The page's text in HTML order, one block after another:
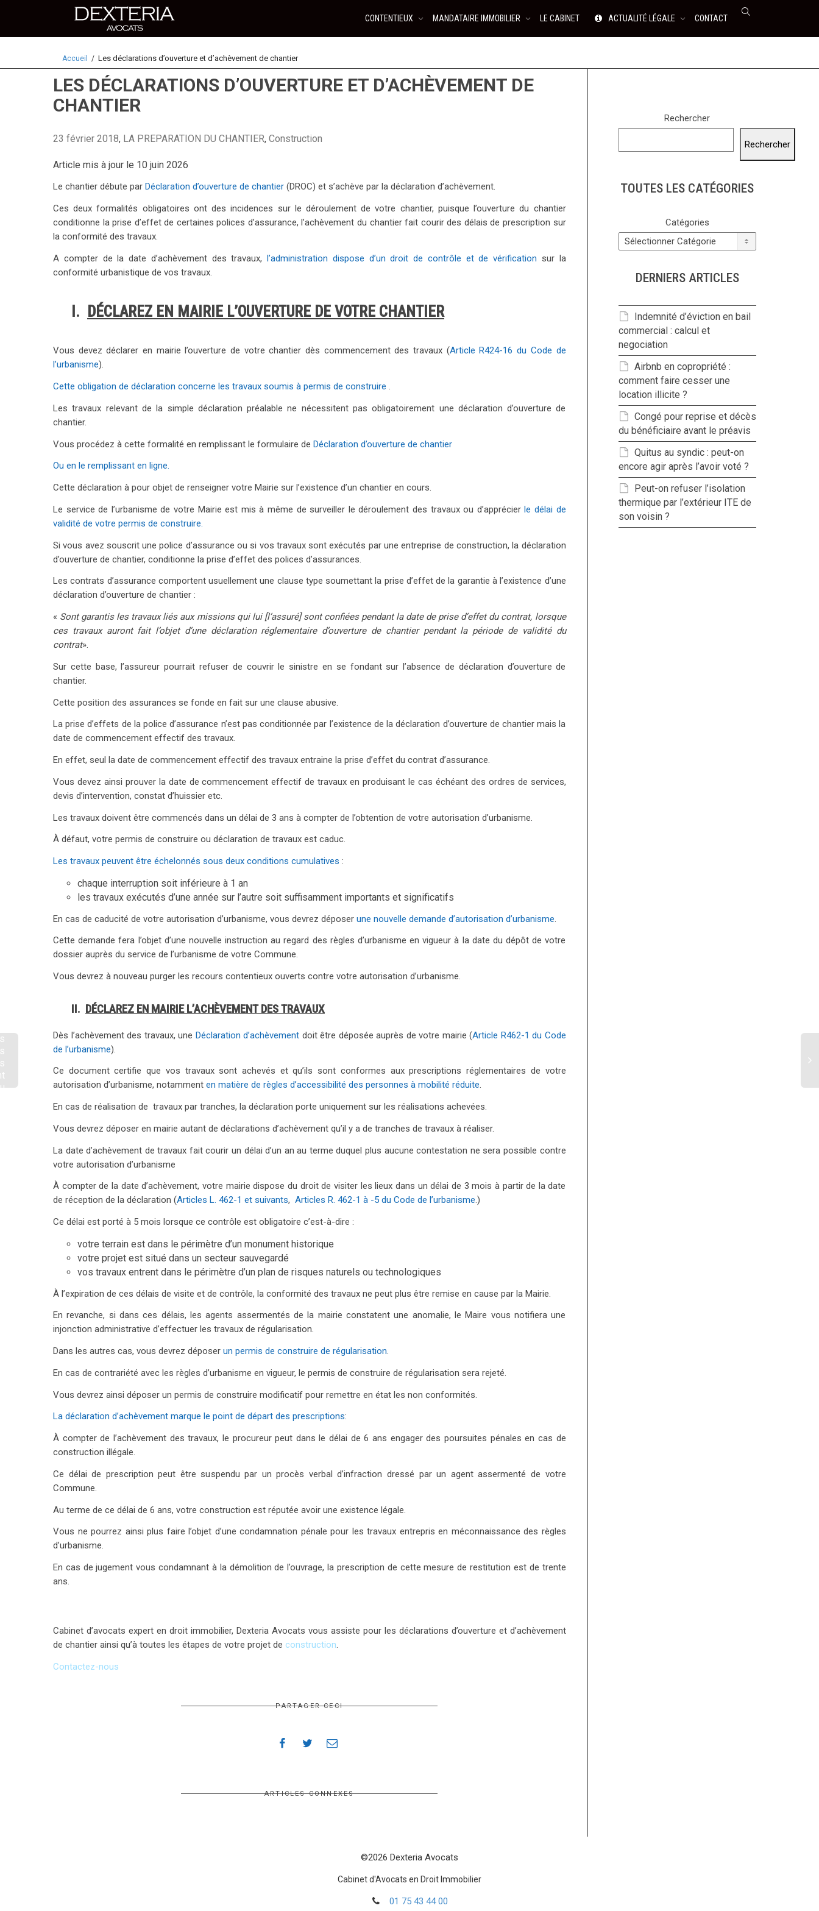
CONTENTIEUX MANDATAIRE IMMOBILIER LE CABINET ACTUALITÉ LÉGALE CONTACT
Accueil Les déclarations d’ouverture et d’achèvement de chantier
LES DÉCLARATIONS D’OUVERTURE ET D’ACHÈVEMENT DE
CHANTIER
23 février 2018, LA PREPARATION DU CHANTIER, Construction
Article mis à jour le 10 juin 2026
Le chantier débute par Déclaration d’ouverture de chantier (DROC) et s’achève par la déclaration d’achèvement.
Ces deux formalités obligatoires ont des incidences sur le déroulement de votre chantier, puisque l’ouverture du chantier
conditionne la prise d’effet de certaines polices d’assurance, l’achèvement du chantier fait courir des délais de prescription sur
la conformité des travaux.
A compter de la date d’achèvement des travaux, l’administration dispose d’un droit de contrôle et de vérification sur la
conformité urbanistique de vos travaux.
I. DÉCLAREZ EN MAIRIE L’OUVERTURE DE VOTRE CHANTIER
Vous devez déclarer en mairie l’ouverture de votre chantier dès commencement des travaux (Article R424-16 du Code de
l’urbanisme).
Cette obligation de déclaration concerne les travaux soumis à permis de construire .
Les travaux relevant de la simple déclaration préalable ne nécessitent pas obligatoirement une déclaration d’ouverture de
chantier.
Vous procédez à cette formalité en remplissant le formulaire de Déclaration d’ouverture de chantier
Ou en le remplissant en ligne.
Cette déclaration à pour objet de renseigner votre Mairie sur l’existence d’un chantier en cours.
Le service de l’urbanisme de votre Mairie est mis à même de surveiller le déroulement des travaux ou d’apprécierle délai de
validité de votre permis de construire.
Si vous avez souscrit une police d’assurance ou si vos travaux sont exécutés par une entreprise de construction, la déclaration
d’ouverture de chantier, conditionne la prise d’effet des polices d’assurances.
Les contrats d’assurance comportent usuellement une clause type soumettant la prise d’effet de la garantie à l’existence d’une
déclaration d’ouverture de chantier :
« Sont garantis les travaux liés aux missions qui lui [l’assuré] sont confiées pendant la date de prise d’effet du contrat, lorsque
ces travaux auront fait l’objet d’une déclaration réglementaire d’ouverture de chantier pendant la période de validité du
contrat».
Sur cette base, l’assureur pourrait refuser de couvrir le sinistre en se fondant sur l’absence de déclaration d’ouverture de
chantier.
Cette position des assurances se fonde en fait sur une clause abusive.
La prise d’effets de la police d’assurance n’est pas conditionnée par l’existence de la déclaration d’ouverture de chantier mais la
date de commencement effectif des travaux.
En effet, seul la date de commencement effectif des travaux entraine la prise d’effet du contrat d’assurance.
Vous devez ainsi prouver la date de commencement effectif de travaux en produisant le cas échéant des ordres de services,
devis d’intervention, constat d’huissier etc.
Les travaux doivent être commencés dans un délai de 3 ans à compter de l’obtention de votre autorisation d’urbanisme.
À défaut, votre permis de construire ou déclaration de travaux est caduc.
Les travaux peuvent être échelonnés sous deux conditions cumulatives :
chaque interruption soit inférieure à 1 an
les travaux exécutés d’une année sur l’autre soit suffisamment importants et significatifs
En cas de caducité de votre autorisation d’urbanisme, vous devrez déposer une nouvelle demande d’autorisation d’urbanisme.
Cette demande fera l’objet d’une nouvelle instruction au regard des règles d’urbanisme en vigueur à la date du dépôt de votre
dossier auprès du service de l’urbanisme de votre Commune.
Vous devrez à nouveau purger les recours contentieux ouverts contre votre autorisation d’urbanisme.
II. DÉCLAREZ EN MAIRIE L’ACHÈVEMENT DES TRAVAUX
Dès l’achèvement des travaux, une Déclaration d’achèvement doit être déposée auprès de votre mairie (Article R462-1 du Code
de l’urbanisme).
Ce document certifie que vos travaux sont achevés et qu’ils sont conformes aux prescriptions réglementaires de votre
autorisation d’urbanisme, notamment en matière de règles d’accessibilité des personnes à mobilité réduite.
En cas de réalisation de travaux par tranches, la déclaration porte uniquement sur les réalisations achevées.
Vous devrez déposer en mairie autant de déclarations d’achèvement qu’il y a de tranches de travaux à réaliser.
La date d’achèvement de travaux fait courir un délai d’un an au terme duquel plus aucune contestation ne sera possible contre
votre autorisation d’urbanisme
À compter de la date d’achèvement, votre mairie dispose du droit de visiter les lieux dans un délai de 3 mois à partir de la date
de réception de la déclaration (Articles L. 462-1 et suivants, Articles R. 462-1 à -5 du Code de l’urbanisme.)
Ce délai est porté à 5 mois lorsque ce contrôle est obligatoire c’est-à-dire :
votre terrain est dans le périmètre d’un monument historique
votre projet est situé dans un secteur sauvegardé
vos travaux entrent dans le périmètre d’un plan de risques naturels ou technologiques
À l’expiration de ces délais de visite et de contrôle, la conformité des travaux ne peut plus être remise en cause par la Mairie.
En revanche, si dans ces délais, les agents assermentés de la mairie constatent une anomalie, le Maire vous notifiera une
injonction administrative d’effectuer les travaux de régularisation.
Dans les autres cas, vous devrez déposer un permis de construire de régularisation.
En cas de contrariété avec les règles d’urbanisme en vigueur, le permis de construire de régularisation sera rejeté.
Vous devrez ainsi déposer un permis de construire modificatif pour remettre en état les non conformités.
La déclaration d’achèvement marque le point de départ des prescriptions:
À compter de l’achèvement des travaux, le procureur peut dans le délai de 6 ans engager des poursuites pénales en cas de
construction illégale.
Ce délai de prescription peut être suspendu par un procès verbal d’infraction dressé par un agent assermenté de votre
Commune.
Au terme de ce délai de 6 ans, votre construction est réputée avoir une existence légale.
Vous ne pourrez ainsi plus faire l’objet d’une condamnation pénale pour les travaux entrepris en méconnaissance des règles
d’urbanisme.
En cas de jugement vous condamnant à la démolition de l’ouvrage, la prescription de cette mesure de restitution est de trente
ans.
Cabinet d’avocats expert en droit immobilier, Dexteria Avocats vous assiste pour les déclarations d’ouverture et d’achèvement
de chantier ainsi qu’à toutes les étapes de votre projet de construction.
Contactez-nous
PARTAGER CECI
ARTICLES CONNEXES
Rechercher
Rechercher
TOUTES LES CATÉGORIES
Catégories
DERNIERS ARTICLES
Indemnité d’éviction en bail
commercial : calcul et
negociation
Airbnb en copropriété :
comment faire cesser une
location illicite ?
Congé pour reprise et décès
du bénéficiaire avant le préavis
Quitus au syndic : peut-on
encore agir après l’avoir voté ?
Peut-on refuser l’isolation
thermique par l’extérieur ITE de
son voisin ?
©2026 Dexteria Avocats
Cabinet d'Avocats en Droit Immobilier
01 75 43 44 00